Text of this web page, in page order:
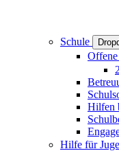
Schule
Offene
Hilfen
Hilfe für